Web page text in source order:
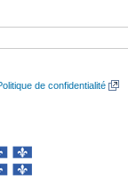
de confidentialité